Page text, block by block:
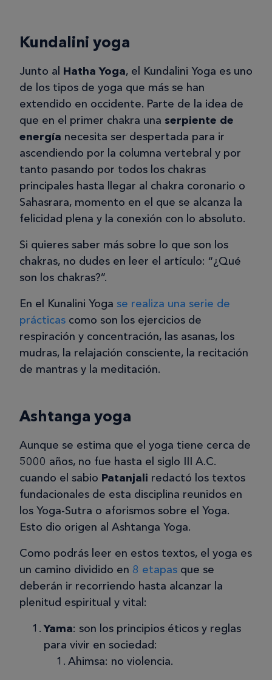
Kundalini yoga
Junto al Hatha Yoga, el Kundalini Yoga es uno
de los tipos de yoga que más se han
extendido en occidente. Parte de la idea de
que en el primer chakra una serpiente de
energía necesita ser despertada para ir
ascendiendo por la columna vertebral y por
tanto pasando por todos los chakras
principales hasta llegar al chakra coronario o
Sahasrara, momento en el que se alcanza la
felicidad plena y la conexión con lo absoluto.
Si quieres saber más sobre lo que son los
chakras, no dudes en leer el artículo: “¿Qué
son los chakras?”.
En el Kunalini Yoga se realiza una serie de
prácticas como son los ejercicios de
respiración y concentración, las asanas, los
mudras, la relajación consciente, la recitación
de mantras y la meditación.
Ashtanga yoga
Aunque se estima que el yoga tiene cerca de
5000 años, no fue hasta el siglo III A.C.
cuando el sabio Patanjali redactó los textos
fundacionales de esta disciplina reunidos en
los Yoga-Sutra o aforismos sobre el Yoga.
Esto dio origen al Ashtanga Yoga.
Como podrás leer en estos textos, el yoga es
un camino dividido en 8 etapas que se
deberán ir recorriendo hasta alcanzar la
plenitud espiritual y vital:
Yama: son los principios éticos y reglas
para vivir en sociedad:
Ahimsa: no violencia.